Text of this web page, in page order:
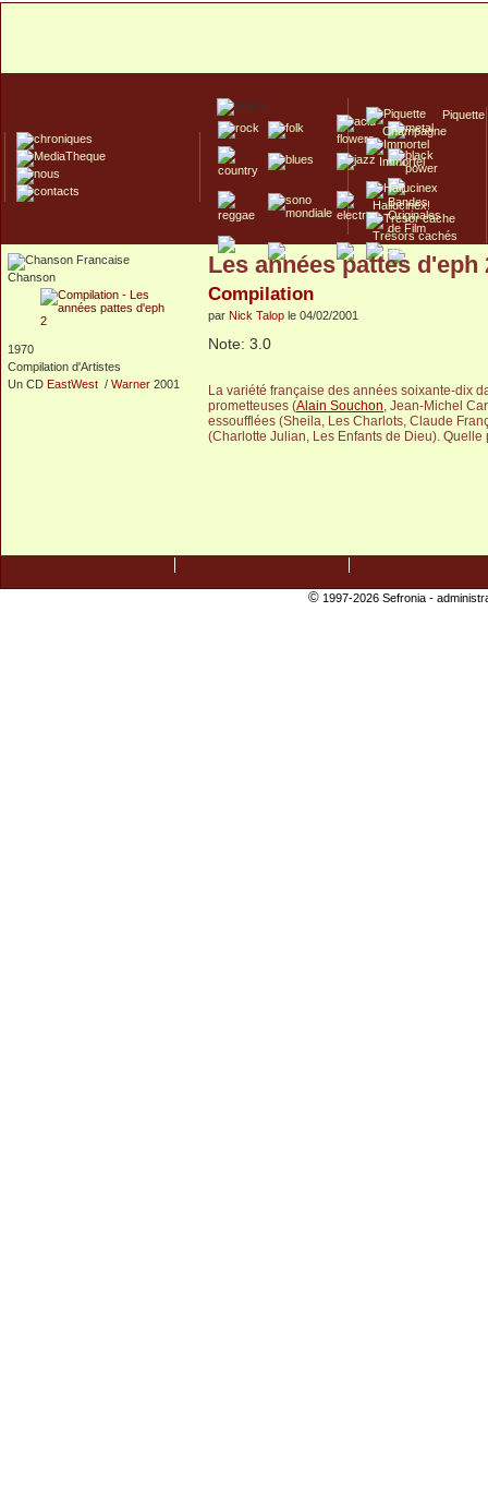
Piquette
Champagne
Immortel
Hallucinex!
Trésors cachés
Culte/Collector
Chanson
1970
Compilation d'Artistes
Un CD EastWest / Warner 2001
Les années pattes d'eph
Compilation
par Nick Talop le 04/02/2001
Note: 3.0
La variété française des années soixante-dix
prometteuses (Alain Souchon, Jean-Michel
essoufflées (Sheila, Les Charlots, Claude
(Charlotte Julian, Les Enfants de Dieu). Quelle
©1997-2026 Sefronia -